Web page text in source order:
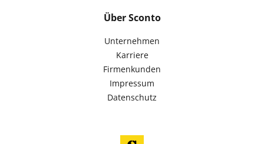
Über Sconto
Unternehmen
Karriere
Firmenkunden
Impressum
Datenschutz